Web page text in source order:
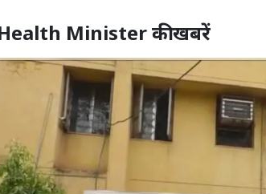
Ministerकी खबरें